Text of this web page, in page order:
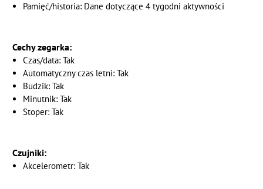
Pamięć/historia: Dane dotyczące 4 tygodni aktywności
Cechy zegarka:
Czas/data: Tak
Automatyczny czas letni: Tak
Budzik: Tak
Minutnik: Tak
Stoper: Tak
Czujniki:
Akcelerometr: Tak